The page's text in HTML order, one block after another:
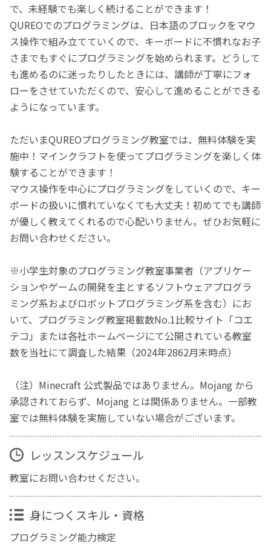
で、未経験でも楽しく続けることができます！
QUREOでのプログラミングは、日本語のブロックをマウ
ス操作で組み立てていくので、キーボードに不慣れなお子
さまでもすぐにプログラミングを始められます。どうして
も進めるのに迷ったりしたときには、講師が丁寧にフォ
ローをさせていただくので、安心して進めることができる
ようになっています。
ただいまQUREOプログラミング教室では、無料体験を実
施中！マインクラフトを使ってプログラミングを楽しく体
験することができます！
マウス操作を中心にプログラミングをしていくので、キー
ボードの扱いに慣れていなくても大丈夫！初めてでも講師
が優しく教えてくれるので心配いりません。ぜひお気軽に
お問い合わせください。
※小学生対象のプログラミング教室事業者（アプリケー
ションやゲームの開発を主とするソフトウェアプログラ
ミング系およびロボットプログラミング系を含む）にお
いて、プログラミング教室掲載数No.1比較サイト「コエ
テコ」または各社ホームページにて公開されている教室
数を当社にて調査した結果（2024年2862月末時点）
（注）Minecraft 公式製品ではありません。Mojang から
承認されておらず、Mojang とは関係ありません。一部教
室では無料体験を実施していない場合がございます。
レッスンスケジュール
教室にお問い合わせください。
身につくスキル・資格
プログラミング能力検定